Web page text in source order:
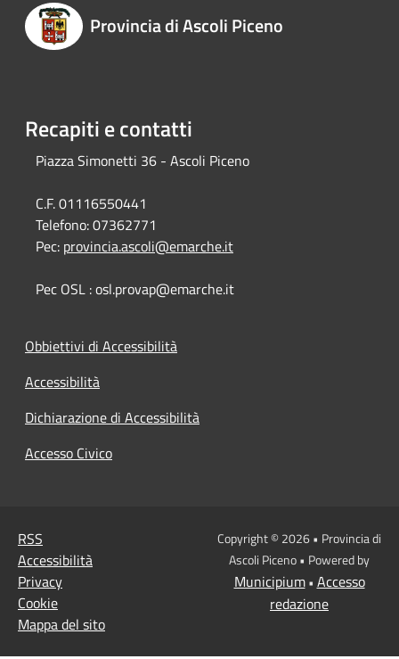
Provincia di Ascoli Piceno
Recapiti e contatti
Piazza Simonetti 36 - Ascoli Piceno
C.F. 01116550441
Telefono:07362771
Pec: provincia.ascoli@emarche.it
Pec OSL : osl.provap@emarche.it
Obbiettivi di Accessibilità
Accessibilità
Dichiarazione di Accessibilità
Accesso Civico
RSS
Accessibilità
Privacy
Cookie
Mappa del sito
Copyright © 2026 • Provincia di
Ascoli Piceno • Powered by
Municipium• Accesso
redazione